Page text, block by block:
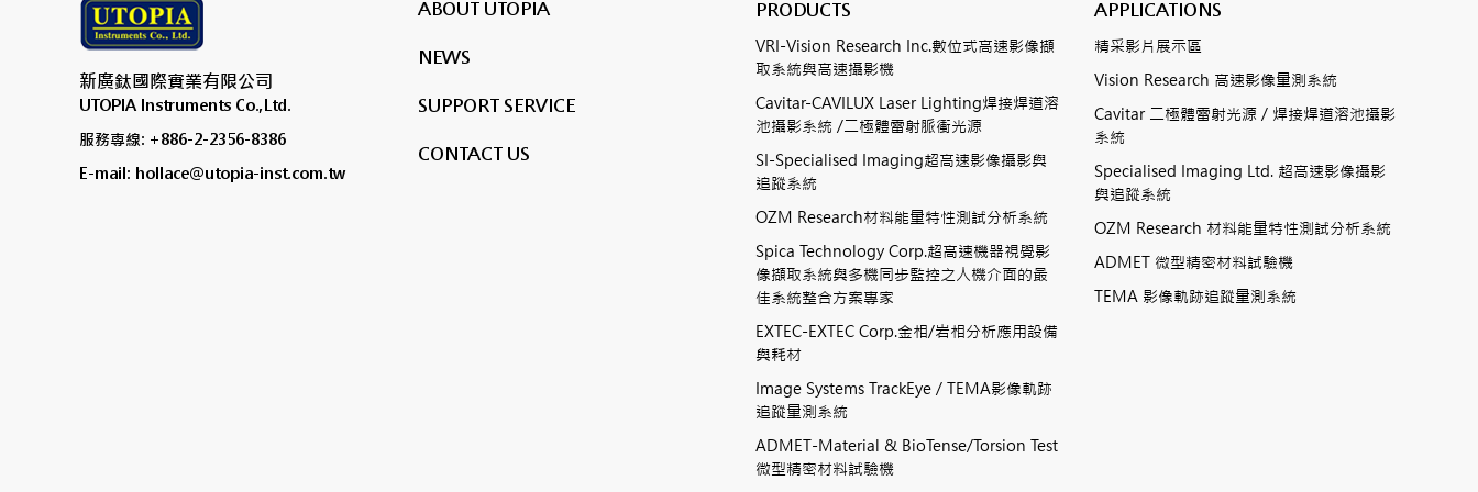
新廣鈦國際實業有限公司
UTOPIA Instruments Co.,Ltd.
服務專線: +886-2-2356-8386
E-mail: hollace@utopia-inst.com.tw
ABOUT UTOPIA
NEWS
SUPPORT SERVICE
CONTACT US
PRODUCTS
VRI-Vision Research Inc.數位式高速影像擷
取系統與高速攝影機
Cavitar-CAVILUX Laser Lighting焊接焊道溶
池攝影系統 /二極體雷射脈衝光源
SI-Specialised Imaging超高速影像攝影與
追蹤系統
OZM Research材料能量特性測試分析系統
Spica Technology Corp.超高速機器視覺影
像擷取系統與多機同步監控之人機介面的最
佳系統整合方案專家
EXTEC-EXTEC Corp.金相/岩相分析應用設備
與耗材
Image Systems TrackEye / TEMA影像軌跡
追蹤量測系統
ADMET-Material & BioTense/Torsion Test
微型精密材料試驗機
APPLICATIONS
精采影片展示區
Vision Research 高速影像量測系統
Cavitar 二極體雷射光源 / 焊接焊道溶池攝影
系統
Specialised Imaging Ltd. 超高速影像攝影
與追蹤系統
OZM Research 材料能量特性測試分析系統
ADMET 微型精密材料試驗機
TEMA 影像軌跡追蹤量測系統